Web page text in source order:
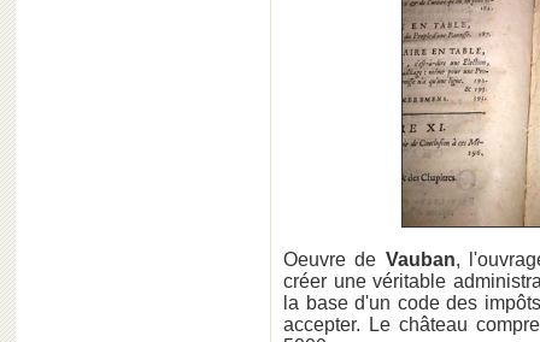
Oeuvre de Vauban,
créer une véritable
la base d'un code des
accepter. Le château